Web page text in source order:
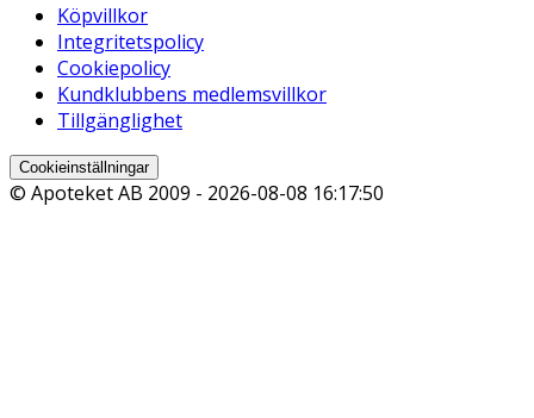
Köpvillkor
Integritetspolicy
Cookiepolicy
Kundklubbens medlemsvillkor
Tillgänglighet
Cookieinställningar
© Apoteket AB 2009 - 2026-08-08 16:17:50